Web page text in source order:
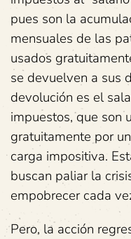
pues son la
mensuales de las
usados
se devuelven a sus
devolución es el
impuestos, que son
gratuitamente por
carga impositiva.
buscan paliar la
empobrecer cada
Pero, la acción